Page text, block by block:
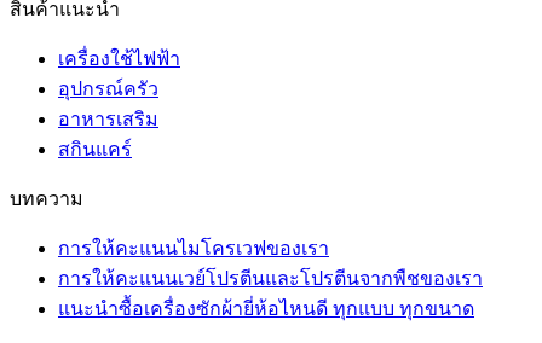
สินค้าแนะนำ
เครื่องใช้ไฟฟ้า
อุปกรณ์ครัว
อาหารเสริม
สกินแคร์
บทความ
การให้คะแนนไมโครเวฟของเรา
การให้คะแนนเวย์โปรตีนและโปรตีนจากพืชของเรา
แนะนำซื้อเครื่องซักผ้ายี่ห้อไหนดี ทุกแบบ ทุกขนาด